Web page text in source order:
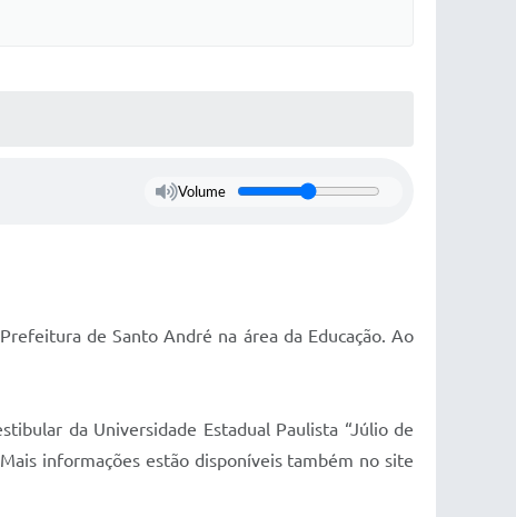
Volume
de Santo André na área da Educação. Ao
da Universidade Estadual Paulista “Júlio de
informações estão disponíveis também no site